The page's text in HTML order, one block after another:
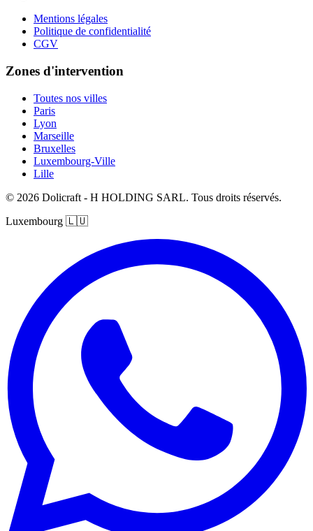
Mentions légales
Politique de confidentialité
CGV
Zones d'intervention
Toutes nos villes
Paris
Lyon
Marseille
Bruxelles
Luxembourg-Ville
Lille
© 2026 Dolicraft - H HOLDING SARL. Tous droits réservés.
Luxembourg 🇱🇺